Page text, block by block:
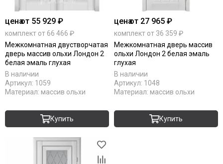
ценаот 55 929 ₽
комплект от 66 466 ₽
Межкомнатная двустворчатая
дверь массив ольхи Лондон 2
белая эмаль глухая
В наличии
Артикул: 1059
Материал: массив ольхи
Купить
ценаот 27 965 ₽
комплект от 36 359 ₽
Межкомнатная дверь массив
ольхи Лондон 2 белая эмаль
глухая
В наличии
Артикул: 1048
Материал: массив ольхи
Купить